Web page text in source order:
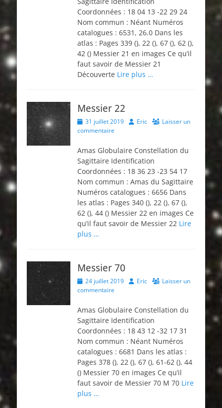
Coordonnées : 18 04 13 -22 29 24
Nom commun : Néant Numéros
catalogues : 6531, 26.0 Dans les
atlas : Pages 339 (), 22 (), 67 (), 62 (),
42 () Messier 21 en images Ce qu’il
faut savoir de Messier 21
Découverte Lire plus …
Messier 22
Posted
on
31 juillet 2019 Author
Eric
Laisser un
commentaire
Amas Globulaire Constellation du
Sagittaire Identification
Coordonnées : 18 36 23 -23 54 17
Nom commun : Amas du Sagittaire
Numéros catalogues : 6656 Dans
les atlas : Pages 340 (), 22 (), 67 (),
62 (), 44 () Messier 22 en images Ce
qu’il faut savoir de Messier 22 Lire
plus …
Messier 70
Posted
on
24 juillet 2019 Author
Eric
Laisser un
commentaire
Amas Globulaire Constellation du
Sagittaire Identification
Coordonnées : 18 43 12 -32 17 31
Nom commun : Néant Numéros
catalogues : 6681 Dans les atlas :
Pages 378 (), 22 (), 67 (), 61-62 (), 44
() Messier 70 en images Ce qu’il
faut savoir de Messier 70 M 70 Lire
plus …